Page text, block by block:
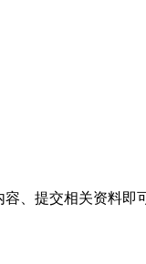
、提交相关资料